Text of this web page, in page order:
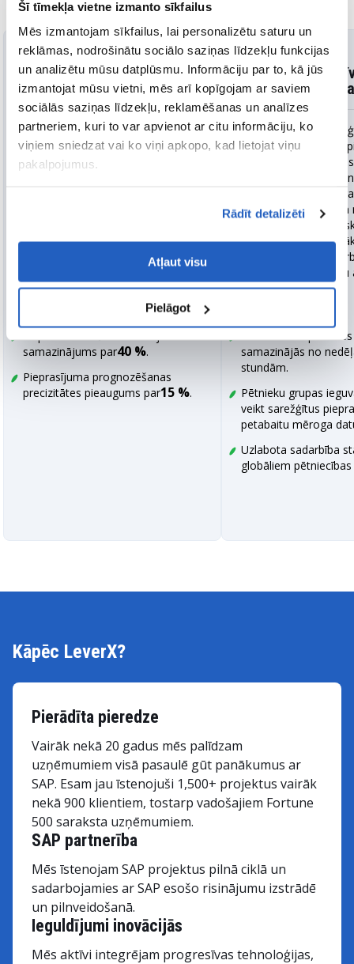
Šī tīmekļa vietne izmanto sīkfailus
Mēs izmantojam sīkfailus, lai personalizētu saturu un
reklāmas, nodrošinātu sociālo saziņas līdzekļu funkcijas
un analizētu mūsu datplūsmu. Informāciju par to, kā jūs
izmantojat mūsu vietni, mēs arī kopīgojam ar saviem
sociālās saziņas līdzekļu, reklamēšanas un analīzes
partneriem, kuri to var apvienot ar citu informāciju, ko
viņiem sniedzat vai ko viņi apkopo, kad lietojat viņu
pakalpojumus.
Rādīt detalizēti
Atļaut visu
Pielāgot
Globālās piegādes ķēdes
optimizācija ar mākslīgo
intelektu ražošanas līderim
Mūsu klients, ievērojams
autoražotājs, zaudēja miljonus
ražošanas kavējumu un krājumu
IoT sensoru datus Google
mākoņdatoros un izvietojot
prognozēšanas analīzes modeli
Vertex AI.
samazinājums par40 %.
Pieprasījuma prognozēšanas
precizitātes pieaugums par15 %.
Zāļu atklāšanas
paātrināšana
zinātņu
Vadošam
uzņēmumam bija
ātrāk analizēt
datu kopas, lai
pētniecības
izstrādājām drošu
augstas veiktspējas
(HPC) vidi Google
pārvietojot vecās
un nodrošinot stabilu
BigQuery.
Genomikas
samazinājās no
stundām.
Pētnieku grupas
veikt sarežģītus
petabaitu mēroga
Uzlabota sadarbība
globāliem
Kāpēc LeverX?
Pierādīta pieredze
Vairāk nekā 20 gadus mēs palīdzam
uzņēmumiem visā pasaulē gūt panākumus ar
SAP. Esam jau īstenojuši 1,500+ projektus vairāk
nekā 900 klientiem, tostarp vadošajiem Fortune
500 saraksta uzņēmumiem.
SAP partnerība
Mēs īstenojam SAP projektus pilnā ciklā un
sadarbojamies ar SAP esošo risinājumu izstrādē
un pilnveidošanā.
Ieguldījumi inovācijās
Mēs aktīvi integrējam progresīvas tehnoloģijas,